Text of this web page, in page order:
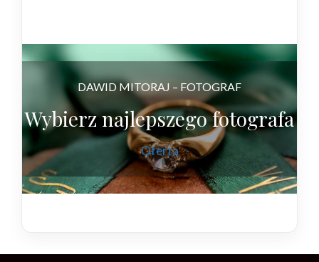
DAWID MITORAJ – FOTOGRAF
Wybierz najlepszego fotografa
Oferta